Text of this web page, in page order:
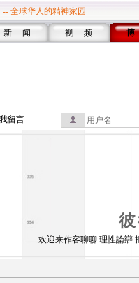
-- 全球华人的精神家园
新 闻 视 频
留言
欢迎来作客聊聊.理性論辯.